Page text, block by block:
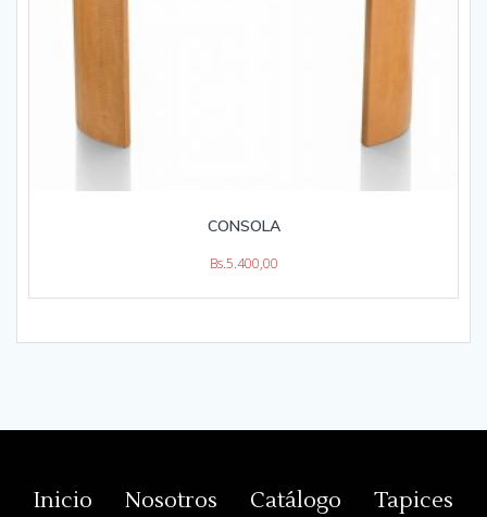
CONSOLA
Bs.5.400,00
Inicio Nosotros Catálogo
Tapices